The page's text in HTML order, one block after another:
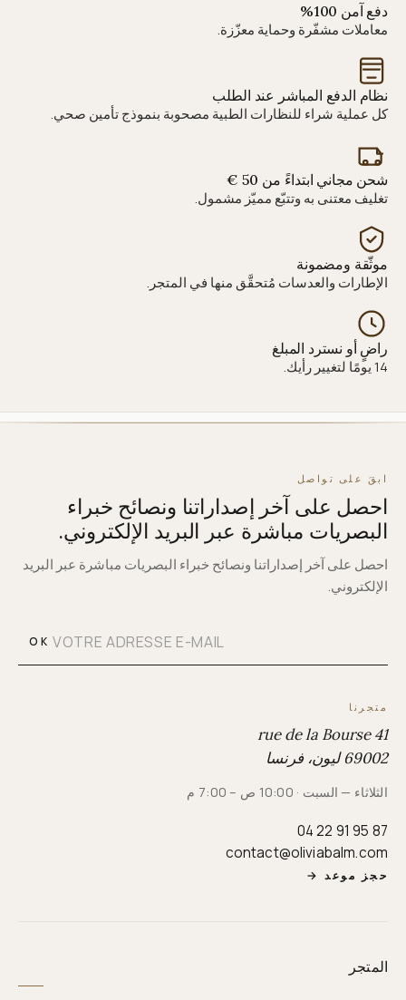
دفع آمن 100%
معاملات مشفّرة وحماية معزّزة.
نظام الدفع المباشر عند الطلب
كل عملية شراء للنظارات الطبية مصحوبة بنموذج تأمين صحي.
شحن مجاني ابتداءً من 50 €
تغليف معتنى به وتتبّع مميّز مشمول.
موثّقة ومضمونة
الإطارات والعدسات مُتحقَّق منها في المتجر.
راضٍ أو نسترد المبلغ
14 يومًا لتغيير رأيك.
ابقَ على تواصل
احصل على آخر إصداراتنا ونصائح خبراء
البصريات مباشرة عبر البريد الإلكتروني.
احصل على آخر إصداراتنا ونصائح خبراء البصريات مباشرة عبر البريد
الإلكتروني.
OK
متجرنا
41 rue de la Bourse
69002 ليون، فرنسا
الثلاثاء — السبت · 10:00 ص – 7:00 م
04 22 91 95 87
contact@oliviabalm.com
حجز موعد →
المتجر